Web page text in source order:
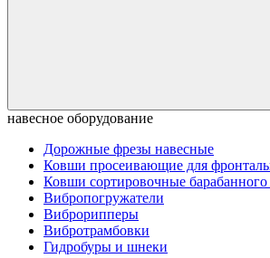
навесное оборудование
Дорожные фрезы навесные
Ковши просеивающие для
Ковши сортировочные барабанного
Вибропогружатели
Виброрипперы
Вибротрамбовки
Гидробуры и шнеки